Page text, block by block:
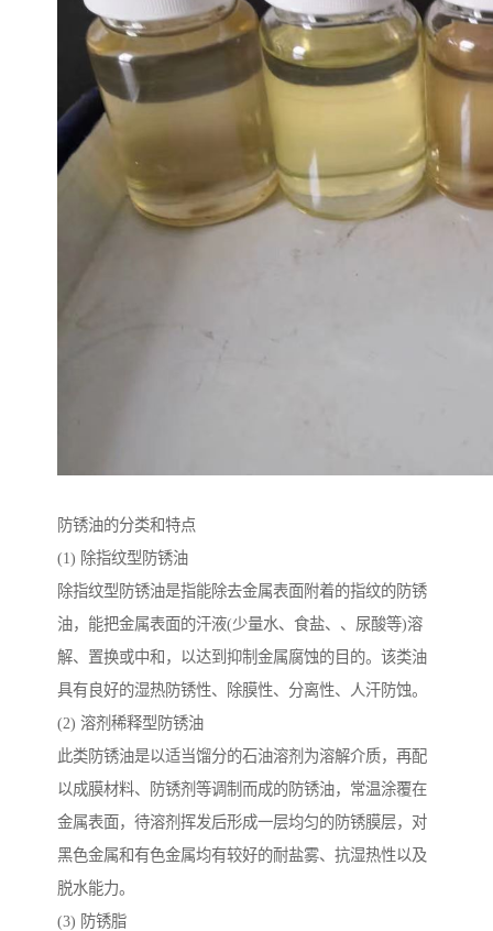
防锈油的分类和特点
(1) 除指纹型防锈油
除指纹型防锈油是指能除去金属表面附着的指纹的防锈
油，能把金属表面的汗液(少量水、食盐、、尿酸等)溶
解、置换或中和，以达到抑制金属腐蚀的目的。该类油
具有良好的湿热防锈性、除膜性、分离性、人汗防蚀。
(2) 溶剂稀释型防锈油
此类防锈油是以适当馏分的石油溶剂为溶解介质，再配
以成膜材料、防锈剂等调制而成的防锈油，常温涂覆在
金属表面，待溶剂挥发后形成一层均匀的防锈膜层，对
黑色金属和有色金属均有较好的耐盐雾、抗湿热性以及
脱水能力。
(3) 防锈脂